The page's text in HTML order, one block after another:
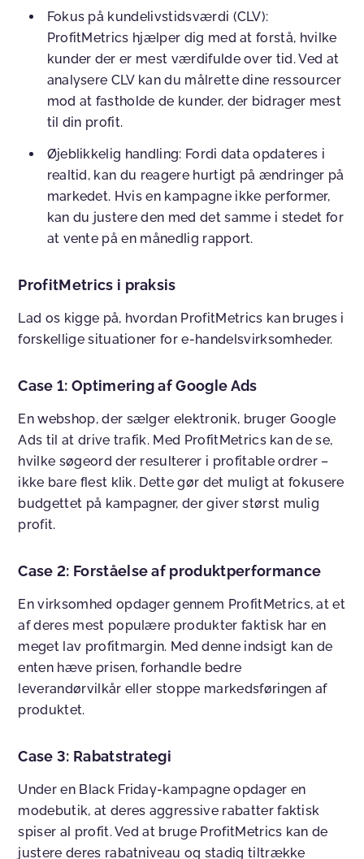
Fokus på kundelivstidsværdi (CLV):
ProfitMetrics hjælper dig med at forstå, hvilke
kunder der er mest værdifulde over tid. Ved at
analysere CLV kan du målrette dine ressourcer
mod at fastholde de kunder, der bidrager mest
til din profit.
Øjeblikkelig handling: Fordi data opdateres i
realtid, kan du reagere hurtigt på ændringer på
markedet. Hvis en kampagne ikke performer,
kan du justere den med det samme i stedet for
at vente på en månedlig rapport.
ProfitMetrics i praksis
Lad os kigge på, hvordan ProfitMetrics kan bruges i
forskellige situationer for e-handelsvirksomheder.
Case 1: Optimering af Google Ads
En webshop, der sælger elektronik, bruger Google
Ads til at drive trafik. Med ProfitMetrics kan de se,
hvilke søgeord der resulterer i profitable ordrer –
ikke bare flest klik. Dette gør det muligt at fokusere
budgettet på kampagner, der giver størst mulig
profit.
Case 2: Forståelse af produktperformance
En virksomhed opdager gennem ProfitMetrics, at et
af deres mest populære produkter faktisk har en
meget lav profitmargin. Med denne indsigt kan de
enten hæve prisen, forhandle bedre
leverandørvilkår eller stoppe markedsføringen af
produktet.
Case 3: Rabatstrategi
Under en Black Friday-kampagne opdager en
modebutik, at deres aggressive rabatter faktisk
spiser al profit. Ved at bruge ProfitMetrics kan de
justere deres rabatniveau og stadig tiltrække